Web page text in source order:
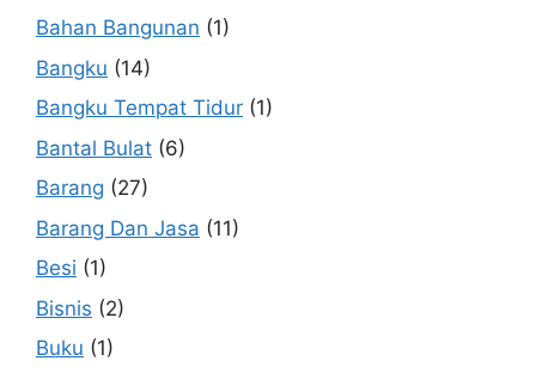
Bahan Bangunan (1)
Bangku (14)
Bangku Tempat Tidur (1)
Bantal Bulat (6)
Barang (27)
Barang Dan Jasa (11)
Besi (1)
Bisnis (2)
Buku (1)